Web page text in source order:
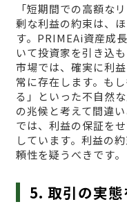
「短期間での高額な
剰な利益の約束は、
す。PRIMEAi資産成
いて投資家を引き込
市場では、確実に利
常に存在します。も
る」といった不自然
の兆候と考えて間違
では、利益の保証を
しています。利益の
頼性を疑うべきです。
5. 取引の実態